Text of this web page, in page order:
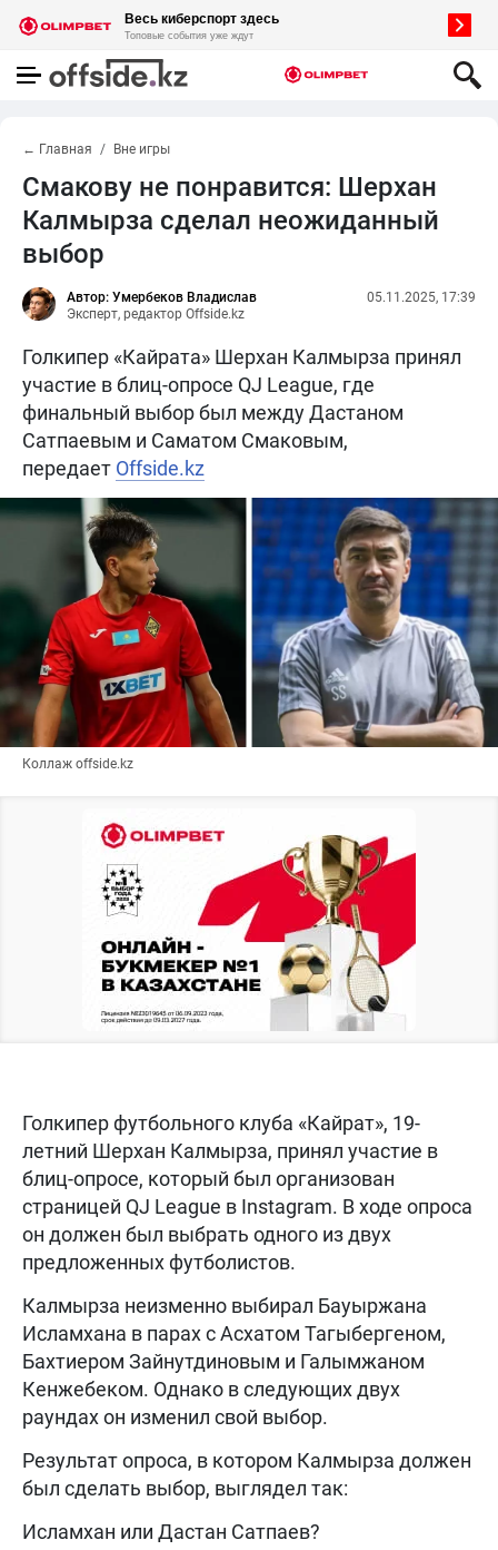
← Главная Вне игры
Смакову не понравится: Шерхан
Калмырза сделал неожиданный
выбор
Автор: Умербеков Владислав
Эксперт, редактор Offside.kz
05.11.2025, 17:39
Голкипер «Кайрата» Шерхан Калмырза принял
участие в блиц-опросе QJ League, где
финальный выбор был между Дастаном
Сатпаевым и Саматом Смаковым,
передает Offside.kz
Коллаж offside.kz
Голкипер футбольного клуба «Кайрат», 19-
летний Шерхан Калмырза, принял участие в
блиц-опросе, который был организован
страницей QJ League в Instagram. В ходе опроса
он должен был выбрать одного из двух
предложенных футболистов.
Калмырза неизменно выбирал Бауыржана
Исламхана в парах с Асхатом Тагыбергеном,
Бахтиером Зайнутдиновым и Галымжаном
Кенжебеком. Однако в следующих двух
раундах он изменил свой выбор.
Результат опроса, в котором Калмырза должен
был сделать выбор, выглядел так:
Исламхан или Дастан Сатпаев?